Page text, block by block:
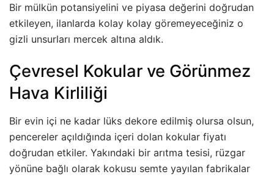
Bir mülkün potansiyelini ve piyasa değerini doğrudan
etkileyen, ilanlarda kolay kolay göremeyeceğiniz o
gizli unsurları mercek altına aldık.
Çevresel Kokular ve Görünmez
Hava Kirliliği
Bir evin içi ne kadar lüks dekore edilmiş olursa olsun,
pencereler açıldığında içeri dolan kokular fiyatı
doğrudan etkiler. Yakındaki bir arıtma tesisi, rüzgar
yönüne bağlı olarak kokusu semte yayılan fabrikalar